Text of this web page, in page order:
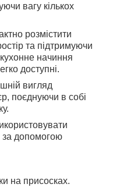
вагу кількох
розмістити
та підтримуючи
начиння
доступні.
вигляд
поєднуючи в собі
за допомогою
на присосках.